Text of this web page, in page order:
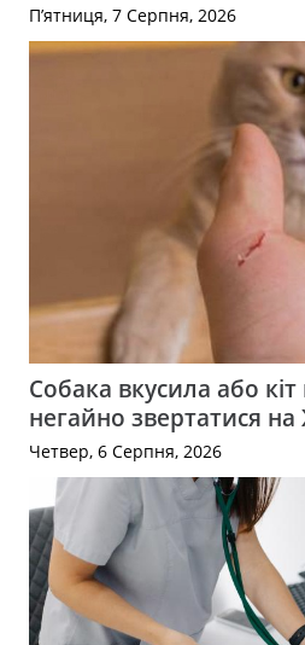
П’ятниця, 7 Серпня, 2026
Собака вкусила або
негайно звертатися
Четвер, 6 Серпня, 2026